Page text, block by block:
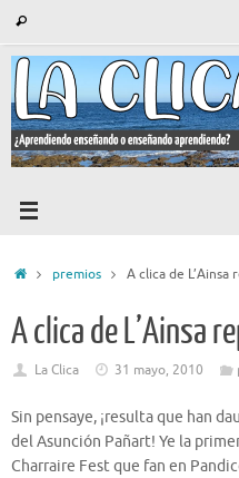
contenido
Buscar
Iniciopremios A clica de
A clica de L’Ainsa
La Clica 31 mayo, 2010
Sin pensaye, ¡resulta que han
del Asunción Pañart! Ye la
Charraire Fest que fan en